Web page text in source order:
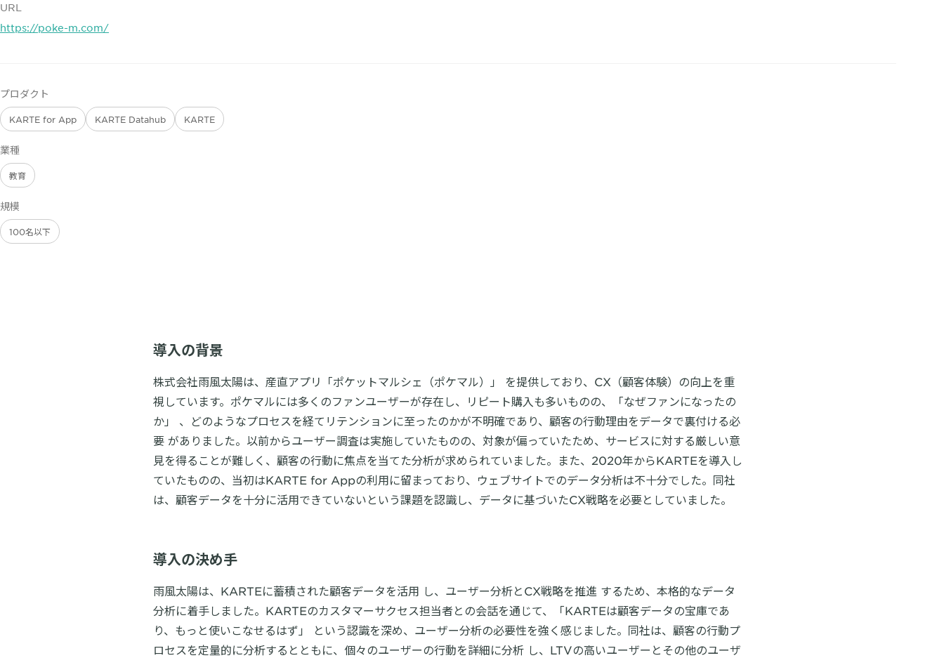
URL
https://poke-m.com/
プロダクト
KARTE for App KARTE Datahub KARTE
業種
教育
規模
100名以下
導入の背景
株式会社雨風太陽は、産直アプリ「ポケットマルシェ（ポケマル）」 を提供しており、CX（顧客体験）の向上を重
視しています。ポケマルには多くのファンユーザーが存在し、リピート購入も多いものの、「なぜファンになったの
か」 、どのようなプロセスを経てリテンションに至ったのかが不明確であり、顧客の行動理由をデータで裏付ける必
要 がありました。以前からユーザー調査は実施していたものの、対象が偏っていたため、サービスに対する厳しい意
見を得ることが難しく、顧客の行動に焦点を当てた分析が求められていました。また、2020年からKARTEを導入し
ていたものの、当初はKARTE for Appの利用に留まっており、ウェブサイトでのデータ分析は不十分でした。同社
は、顧客データを十分に活用できていないという課題を認識し、データに基づいたCX戦略を必要としていました。
導入の決め手
雨風太陽は、KARTEに蓄積された顧客データを活用 し、ユーザー分析とCX戦略を推進 するため、本格的なデータ
分析に着手しました。KARTEのカスタマーサクセス担当者との会話を通じて、「KARTEは顧客データの宝庫であ
り、もっと使いこなせるはず」 という認識を深め、ユーザー分析の必要性を強く感じました。同社は、顧客の行動プ
ロセスを定量的に分析するとともに、個々のユーザーの行動を詳細に分析 し、LTVの高いユーザーとその他のユーザ